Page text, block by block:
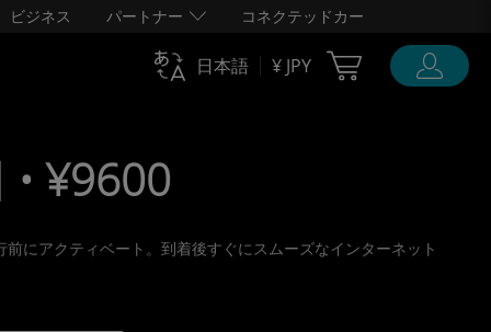
ビジネス パートナー コネクテッドカー
日本語 ¥ JPY Cart Ubigi
• ¥9600
にアクティベート。到着後すぐにスムーズなインターネット